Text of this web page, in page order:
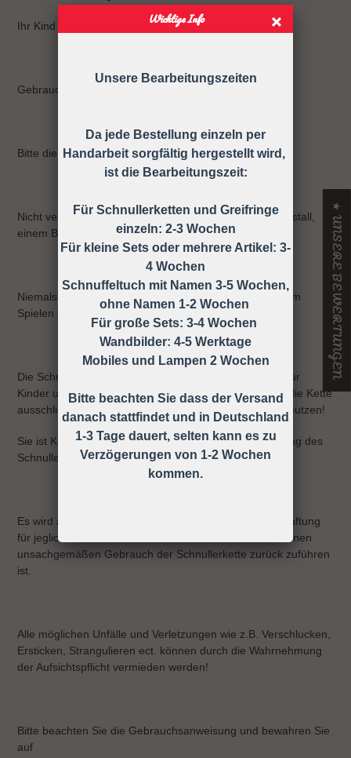
Ihr Kind kann sich strangulieren.
Gebrauchsanweisung
Bitte die Schnullerkette nur an der Kleidung befestigen!
Nicht verwenden, wenn der Säugling sich in einem Laufstall,
einem Bett oder einer Wiege befindet
Niemals die Schnullerkette dem Kind ohne Schnuller zum
Spielen geben.
Die Schnullerkette darf nicht unbefestigt als Spielzeug für
Kinder unter 36 Monaten verwendet werden, daher ist die Kette
ausschließlich unter Aufsicht eines Erwachsenen zu benutzen!
Sie ist KEIN Spielzeug, sondern dient nur zur Befestigung des
Schnullers an der Kleidung.
Es wird ausdrücklich darauf hingewiesen, dass keine Haftung
für jegliche Art von Risiken übernommen wird, die auf einen
unsachgemäßen Gebrauch der Schnullerkette zurück zuführen
ist.
Alle möglichen Unfälle und Verletzungen wie z.B. Verschlucken,
Ersticken, Strangulieren ect. können durch die Wahrnehmung
der Aufsichtspflicht vermieden werden!
Bitte beachten Sie die Gebrauchsanweisung und bewahren Sie
auf
★ UNSERE BEWERTUNGEN
Wichtige Info
Unsere Bearbeitungszeiten
Da jede Bestellung einzeln per
Handarbeit sorgfältig hergestellt wird,
ist die Bearbeitungszeit:
Für Schnullerketten und Greifringe
einzeln: 2-3 Wochen
Für kleine Sets oder mehrere Artikel: 3-
4 Wochen
Schnuffeltuch mit Namen 3-5 Wochen,
ohne Namen 1-2 Wochen
Für große Sets: 3-4 Wochen
Wandbilder: 4-5 Werktage
Mobiles und Lampen 2 Wochen
Bitte beachten Sie dass der Versand
danach stattfindet und in Deutschland
1-3 Tage dauert, selten kann es zu
Verzögerungen von 1-2 Wochen
kommen.